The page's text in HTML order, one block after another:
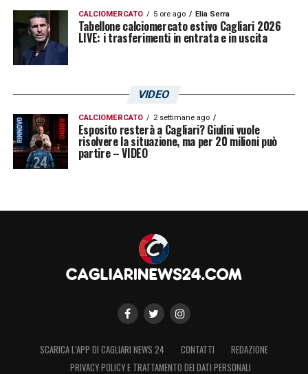
CALCIOMERCATO 5 ore ago Elia Serra
Tabellone calciomercato estivo Cagliari 2026
LIVE: i trasferimenti in entrata e in uscita
VIDEO
CALCIOMERCATO 2 settimane ago
Esposito resterà a Cagliari? Giulini vuole
risolvere la situazione, ma per 20 milioni può
partire – VIDEO
SCARICA L’APP DI CAGLIARI NEWS 24 CONTATTI
REDAZIONE
PRIVACY POLICY E TRATTAMENTO DEI DATI PERSONALI